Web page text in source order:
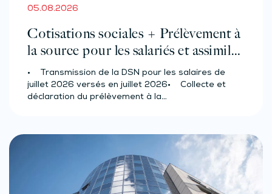
05.08.2026
Cotisations sociales + Prélèvement à
la source pour les salariés et assimilés
(effectif d’au moins 50 salariés)
• Transmission de la DSN pour les salaires de
juillet 2026 versés en juillet 2026• Collecte et
déclaration du prélèvement à la…